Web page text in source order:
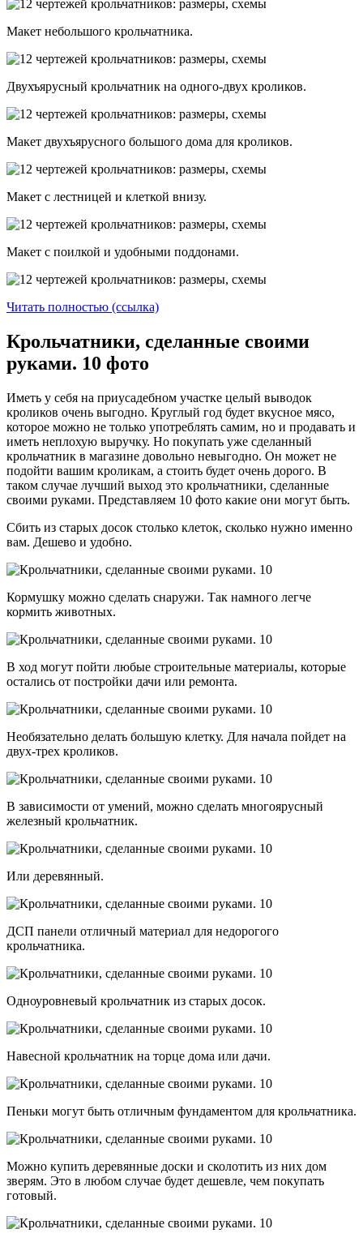
Макет небольшого крольчатника.
Двухъярусный крольчатник на одного-двух кроликов.
Макет двухъярусного большого дома для кроликов.
Макет с лестницей и клеткой внизу.
Макет с поилкой и удобными поддонами.
Читать полностью (ссылка)
Крольчатники, сделанные своими
руками. 10 фото
Иметь у себя на приусадебном участке целый выводок
кроликов очень выгодно. Круглый год будет вкусное мясо,
которое можно не только употреблять самим, но и продавать и
иметь неплохую выручку. Но покупать уже сделанный
крольчатник в магазине довольно невыгодно. Он может не
подойти вашим кроликам, а стоить будет очень дорого. В
таком случае лучший выход это крольчатники, сделанные
своими руками. Представляем 10 фото какие они могут быть.
Сбить из старых досок столько клеток, сколько нужно именно
вам. Дешево и удобно.
Кормушку можно сделать снаружи. Так намного легче
кормить животных.
В ход могут пойти любые строительные материалы, которые
остались от постройки дачи или ремонта.
Необязательно делать большую клетку. Для начала пойдет на
двух-трех кроликов.
В зависимости от умений, можно сделать многоярусный
железный крольчатник.
Или деревянный.
ДСП панели отличный материал для недорогого
крольчатника.
Одноуровневый крольчатник из старых досок.
Навесной крольчатник на торце дома или дачи.
Пеньки могут быть отличным фундаментом для крольчатника.
Можно купить деревянные доски и сколотить из них дом
зверям. Это в любом случае будет дешевле, чем покупать
готовый.